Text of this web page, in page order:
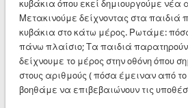
κυβάκια όπου εκεί δημιουργούμε νέα
Μετακινούμε δείχνοντας στα παιδιά
κυβάκια στο κάτω μέρος. Ρωτάμε:
πάνω πλαίσιο; Τα παιδιά παρατηρούν
δείχνουμε το μέρος στην οθόνη όπου
στους αριθμούς ( πόσα έμειναν από
βοηθάμε να επιβεβαιώνουν τις